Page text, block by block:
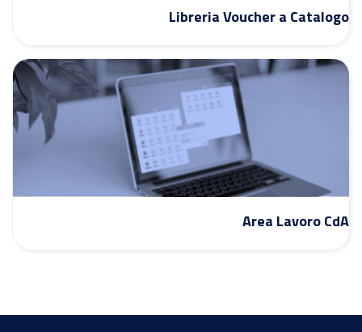
Libreria Voucher a Catalogo
Area Lavoro CdA